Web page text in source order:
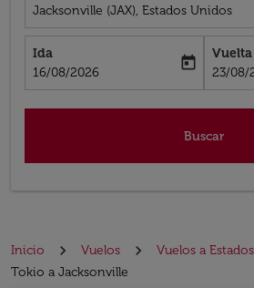
Jacksonville (JAX), Estados Unidos
Ida
fc-booking-departure-date-aria-label
16/08/2026
today
Vuelta
fc-
23/08/
Buscar
Inicio Vuelos Vuelos a
Tokio a Jacksonville